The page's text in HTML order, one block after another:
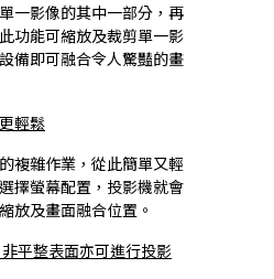
一影像的其中一部分，再
功能可縮放及裁剪單一影
備即可融合令人驚豔的畫
輕鬆
複雜作業，從此簡單又輕
擇螢幕配置，投影機就會
放及畫面融合位置。
平整表面亦可進行投影